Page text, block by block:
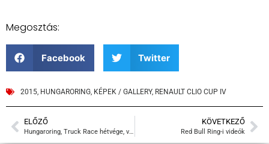
Megosztás:
Facebook Twitter
2015, HUNGARORING, KÉPEK / GALLERY, RENAULT CLIO CUP IV
ELŐZŐ
Hungaroring, Truck Race hétvége, videók
KÖVETKEZŐ
Red Bull Ring-i videók